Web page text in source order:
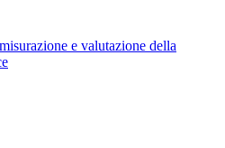
e valutazione della